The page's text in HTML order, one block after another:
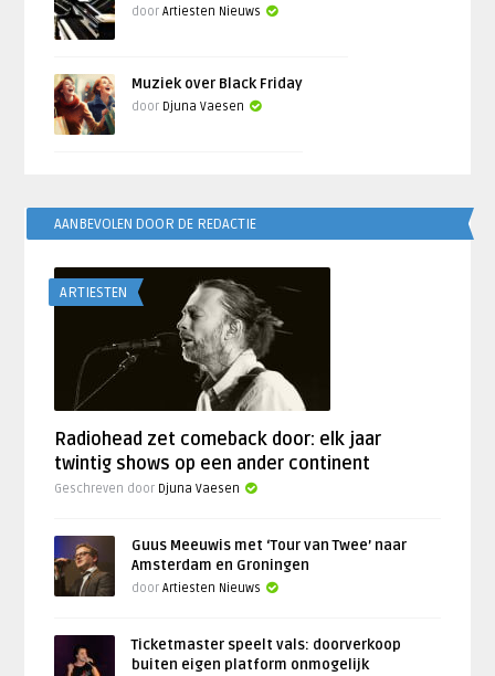
doorArtiesten Nieuws
Muziek over Black Friday
door Djuna Vaesen
AANBEVOLEN DOOR DE REDACTIE
ARTIESTEN
Radiohead zet comeback door: elk jaar
twintig shows op een ander continent
Geschreven door Djuna Vaesen
Guus Meeuwis met ‘Tour van Twee’ naar
Amsterdam en Groningen
doorArtiesten Nieuws
Ticketmaster speelt vals: doorverkoop
buiten eigen platform onmogelijk